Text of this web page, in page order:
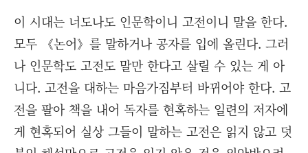
이 시대는 너도나도 인문학이니 고전이니 말을 한다.
모두 《논어》를 말하거나 공자를 입에 올린다. 그러
나 인문학도 고전도 말만 한다고 살릴 수 있는 게 아
니다. 고전을 대하는 마음가짐부터 바뀌어야 한다. 고
전을 팔아 책을 내어 독자를 현혹하는 일련의 저자에
게 현혹되어 실상 그들이 말하는 고전은 읽지 않고 덧